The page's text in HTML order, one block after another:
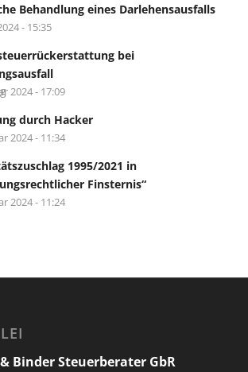
Behandlung eines Darlehensausfalls
- 15:35
bei
2024 - 17:09
durch Hacker
2024 - 11:34
1995/2021 in
Finsternis“
2024 - 11:24
Binder Steuerberater GbR